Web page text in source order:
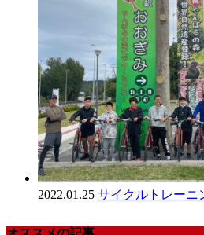
2022.01.25 サイクルトレーニ